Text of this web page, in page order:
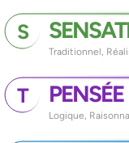
S
Traditionnel,
T PENSÉE
Logique,